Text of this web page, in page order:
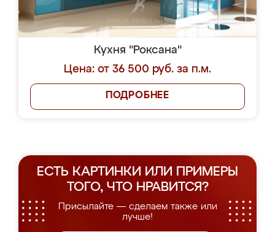
Кухня "Роксана"
Цена: от 36 500 руб. за п.м.
ПОДРОБНЕЕ
ЕСТЬ КАРТИНКИ ИЛИ ПРИМЕРЫ
ТОГО, ЧТО НРАВИТСЯ?
Присылайте — сделаем также или
лучше!